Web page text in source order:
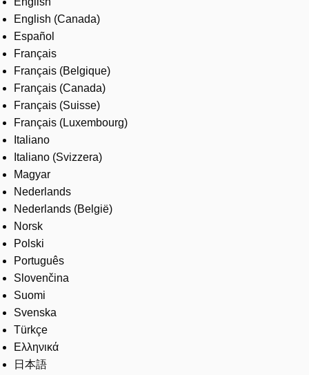
English (Canada)
Español
Français
Français (Belgique)
Français (Canada)
Français (Suisse)
Français (Luxembourg)
Italiano
Italiano (Svizzera)
Magyar
Nederlands
Nederlands (België)
Norsk
Polski
Português
Slovenčina
Suomi
Svenska
Türkçe
Ελληνικά
日本語